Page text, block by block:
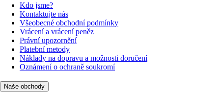
Kdo jsme?
Kontaktujte nás
Všeobecné obchodní podmínky
Vrácení a vrácení peněz
Právní upozornění
Platební metody
Náklady na dopravu a možnosti doručení
Oznámení o ochraně soukromí
Naše obchody